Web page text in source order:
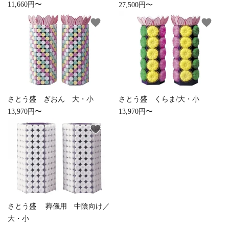
11,660円〜
27,500円〜
さとう盛 ぎおん 大・小
13,970円〜
favorite
さとう盛 くらま/大・小
13,970円〜
favorite
さとう盛 葬儀用 中陰向け／
大・小
favorite